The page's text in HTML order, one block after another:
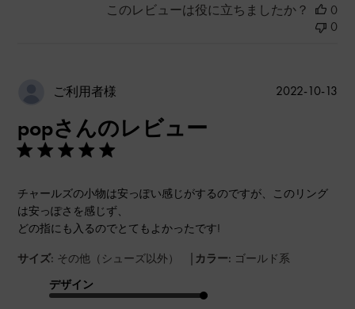
このレビューは役に立ちましたか？
0
0
ご利用者様
popさんのレビュー
チャールズの小物は安っぽい感じがするのですが、このリング
は安っぽさを感じず、
どの指にも入るのでとてもよかったです!
サイズ: その他（シューズ以外） | カラー: ゴールド系
デザイン
公
2022-10-13